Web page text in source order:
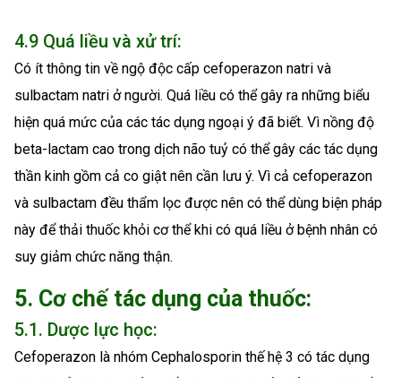
4.9 Quá liều và xử trí:
Có ít thông tin về ngộ độc cấp cefoperazon natri và
sulbactam natri ở người. Quá liều có thể gây ra những biểu
hiện quá mức của các tác dụng ngoại ý đã biết. Vì nồng độ
beta-lactam cao trong dịch não tuỷ có thể gây các tác dụng
thần kinh gồm cả co giật nên cần lưu ý. Vì cả cefoperazon
và sulbactam đều thẩm lọc được nên có thể dùng biện pháp
này để thải thuốc khỏi cơ thể khi có quá liều ở bệnh nhân có
suy giảm chức năng thận.
5. Cơ chế tác dụng của thuốc:
5.1. Dược lực học:
Cefoperazon là nhóm Cephalosporin thế hệ 3 có tác dụng